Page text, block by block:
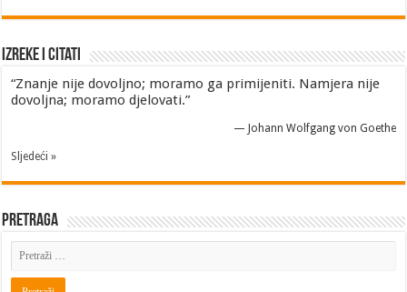
Izreke i Citati
“Znanje nije dovoljno; moramo ga primijeniti. Namjera nije
dovoljna; moramo djelovati.”
— Johann Wolfgang von Goethe
Sljedeći »
Pretraga